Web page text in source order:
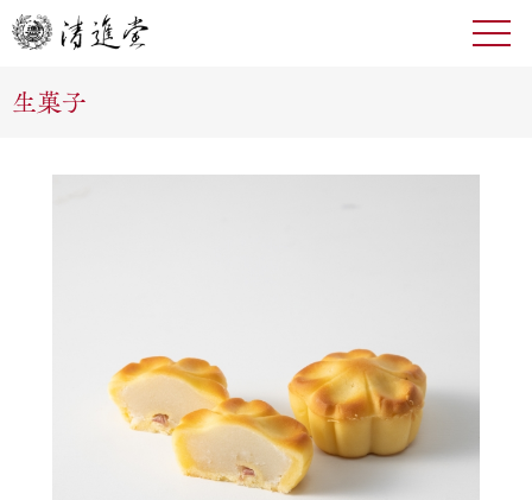
toggle
生菓子